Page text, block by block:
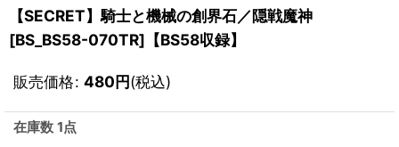
【SECRET】騎士と機械の創界石／隠戦魔神
[BS_BS58-070TR]【BS58収録】
販売価格: 480円(税込)
在庫数 1点